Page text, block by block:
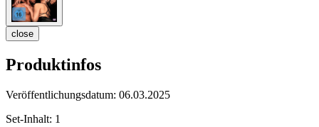
close
Produktinfos
Veröffentlichungsdatum: 06.03.2025
Set-Inhalt: 1